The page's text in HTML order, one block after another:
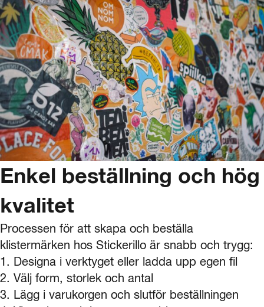
Enkel beställning och hög
kvalitet
Processen för att skapa och beställa
klistermärken hos Stickerillo är snabb och trygg:
1. Designa i verktyget eller ladda upp egen fil
2. Välj form, storlek och antal
3. Lägg i varukorgen och slutför beställningen